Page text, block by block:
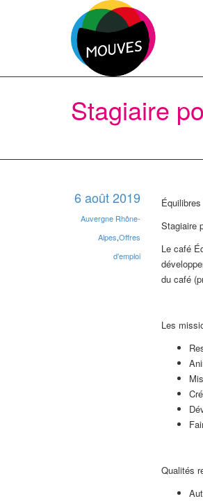
Stagiaire
6 août 2019
Auvergne Rhône-
Alpes,Offres
d'emploi
Stagiaire
Le café
du café
Les
Qualités